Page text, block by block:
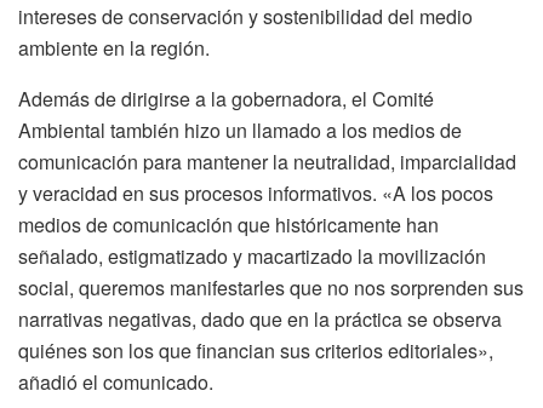
intereses de conservación y sostenibilidad del medio
ambiente en la región.
Además de dirigirse a la gobernadora, el Comité
Ambiental también hizo un llamado a los medios de
comunicación para mantener la neutralidad, imparcialidad
y veracidad en sus procesos informativos. «A los pocos
medios de comunicación que históricamente han
señalado, estigmatizado y macartizado la movilización
social, queremos manifestarles que no nos sorprenden sus
narrativas negativas, dado que en la práctica se observa
quiénes son los que financian sus criterios editoriales»,
añadió el comunicado.